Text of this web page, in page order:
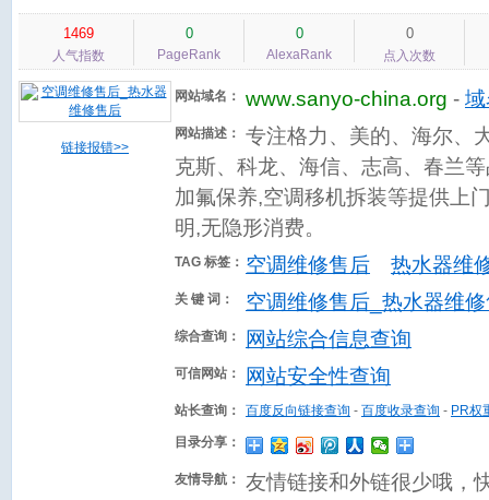
1469
人气指数
0
PageRank
0
AlexaRank
0
点入次数
链接报错>>
网站域名： www.sanyo-china.org -
网站描述：
专注格力、美的、海尔、
克斯、科龙、海信、志高、春兰
加氟保养,空调移机拆装等提供上
明,无隐形消费。
TAG 标签： 空调维修售后 热水器维
关 键 词： 空调维修售后_热水器维
综合查询： 网站综合信息查询
可信网站： 网站安全性查询
站长查询： 百度反向链接查询 - 百度收录查询 - PR权
目录分享：
友情导航：
友情链接和外链很少哦，